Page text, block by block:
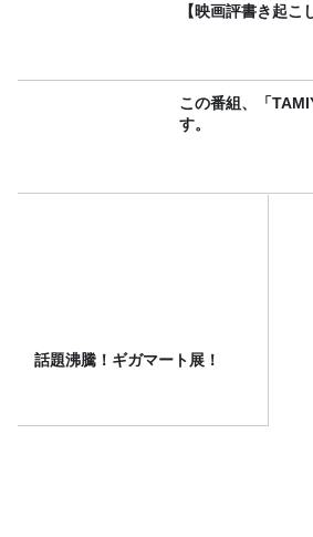
【映画評書き起こ
この番組、「
す。
話題沸騰！ギガマート展！